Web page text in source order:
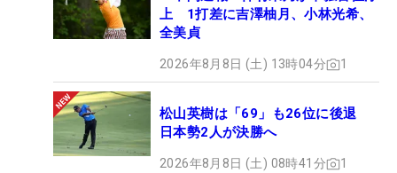
上 1打差に吉澤柚月、小林光希、
全美貞
2026年8月8日 (土) 13時04分 1
松山英樹は「69」も26位に後退
日本勢2人が決勝へ
2026年8月8日 (土) 08時41分 1